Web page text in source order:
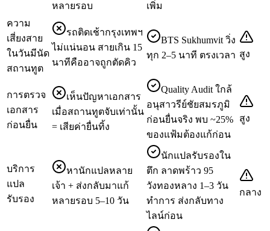
หลายรอบ
เพิ่ม
ความ
เสี่ยงสาย
ในวันมีนัด
สถานทูต
รถติดเช้ากรุงเทพฯ
ไม่แน่นอน สายเกิน 15
นาทีคืออาจถูกตัดคิว
BTS Sukhumvit วิ่ง
ทุก 2–5 นาที ตรงเวลา สูง
การตรวจ
เอกสาร
ก่อนยื่น
เห็นปัญหาเอกสาร
เมื่อสถานทูตจับเท่านั้น
= เสียค่ายื่นทิ้ง
Quality Audit ใกล้
อนุสาวรีย์ชัยสมรภูมิ
ก่อนยื่นจริง พบ ~25%
ของแฟ้มต้องแก้ก่อน
สูง
บริการ
แปล
รับรอง
หานักแปลหลาย
เจ้า + ส่งกลับมาแก้
หลายรอบ 5–10 วัน
นักแปลรับรองใน
ตึก ลาดพร้าว 95
วังทองหลาง 1–3 วัน
ทำการ ส่งกลับทาง
ไลน์ก่อน
กลาง